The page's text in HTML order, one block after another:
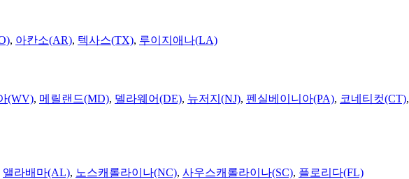
, 아칸소(AR), 텍사스(TX), 루이지애나(LA)
(WV), 메릴랜드(MD), 델라웨어(DE), 뉴저지(NJ), 펜실베이니아(PA), 코네티컷(CT),
앨라배마(AL), 노스캐롤라이나(NC), 사우스캐롤라이나(SC), 플로리다(FL)